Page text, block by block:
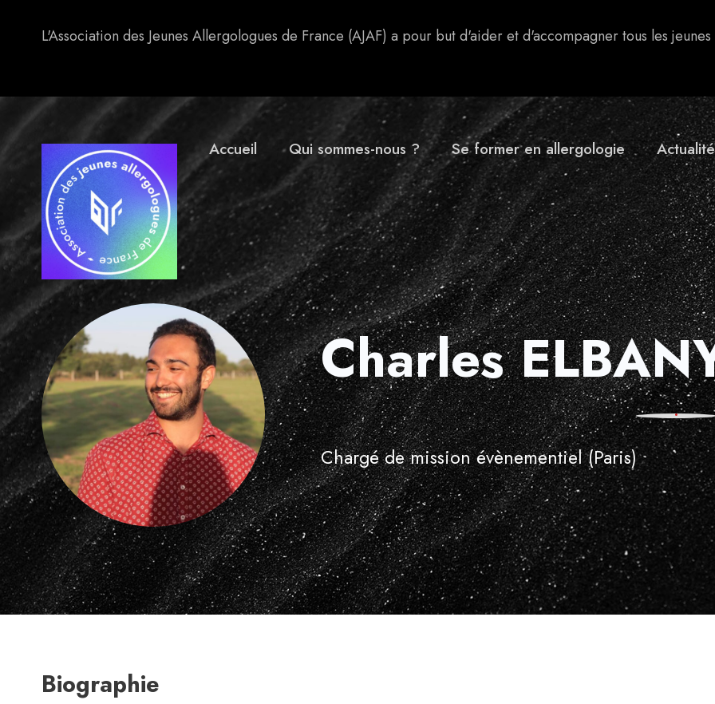
L'Association des Jeunes Allergologues de France (AJAF) a pour but d'aider et d'accompagner tous les
Accueil Qui sommes-nous ? Se former en allergologie
Charles
Chargé de mission évènementiel (Paris)
Biographie